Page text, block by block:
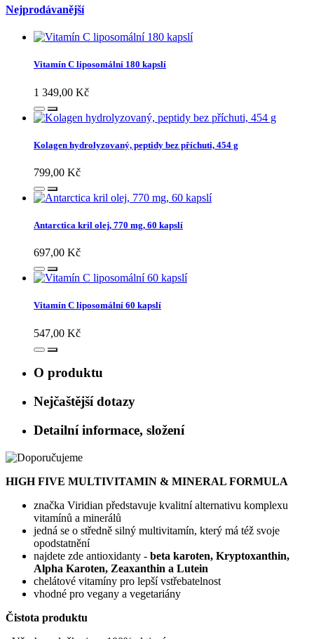
Nejprodávanější
Vitamín C liposomální 180 kapslí
1 349,00 Kč
Kolagen hydrolyzovaný, peptidy bez příchuti, 454 g
799,00 Kč
Antarctica kril olej, 770 mg, 60 kapslí
697,00 Kč
Vitamín C liposomální 60 kapslí
547,00 Kč
O produktu
Nejčaštější dotazy
Detailní informace, složení
HIGH FIVE MULTIVITAMIN ­& MINERAL FORMULA
značka Viridian představuje kvalitní alternativu komplexu
vitamínů a minerálů
jedná se o středně silný multivitamín, který má též svoje
opodstatnění
najdete zde antioxidanty - beta karoten, Kryptoxanthin,
Alpha Karoten, Zeaxanthin a Lutein
chelátové vitamíny pro lepší vstřebatelnost
vhodné pro vegany a vegetariány
Čistota produktu